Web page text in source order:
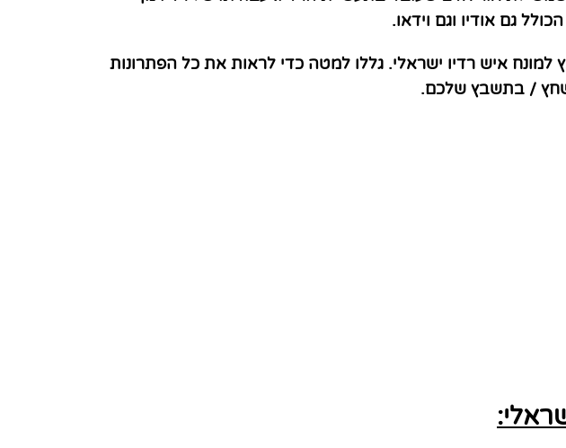
גם אודיו וגם וידאו.
איש רדיו ישראלי. גללו למטה כדי לראות את כל הפתרונות
/ בתשבץ שלכם.